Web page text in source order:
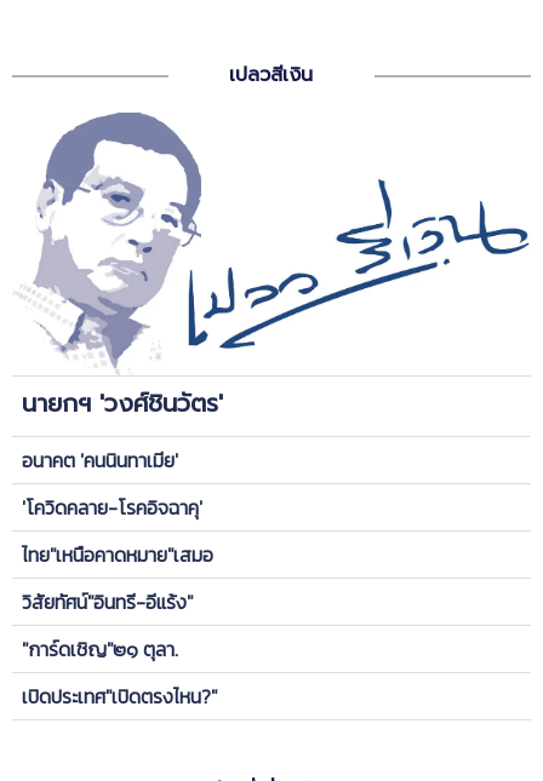
เปลวสีเงิน
นายกฯ 'วงศ์ชินวัตร'
อนาคต 'คนนินทาเมีย'
'โควิดคลาย-โรคอิจฉาคุ'
ไทย"เหนือคาดหมาย"เสมอ
วิสัยทัศน์"อินทรี-อีแร้ง"
"การ์ดเชิญ"๒๑ ตุลา.
เปิดประเทศ"เปิดตรงไหน?"